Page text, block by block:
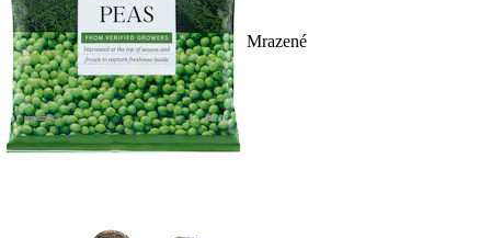
Mrazené